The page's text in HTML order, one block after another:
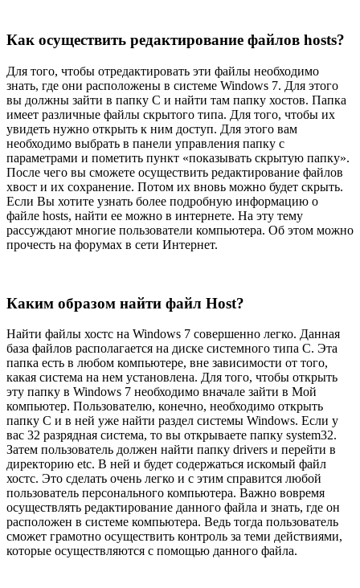
Как осуществить редактирование файлов hosts?
Для того, чтобы отредактировать эти файлы необходимо
знать, где они расположены в системе Windows 7. Для этого
вы должны зайти в папку C и найти там папку хостов. Папка
имеет различные файлы скрытого типа. Для того, чтобы их
увидеть нужно открыть к ним доступ. Для этого вам
необходимо выбрать в панели управления папку с
параметрами и пометить пункт «показывать скрытую папку».
После чего вы сможете осуществить редактирование файлов
хвост и их сохранение. Потом их вновь можно будет скрыть.
Если Вы хотите узнать более подробную информацию о
файле hosts, найти ее можно в интернете. На эту тему
рассуждают многие пользователи компьютера. Об этом можно
прочесть на форумах в сети Интернет.
Каким образом найти файл Host?
Найти файлы хостс на Windows 7 совершенно легко. Данная
база файлов располагается на диске системного типа С. Эта
папка есть в любом компьютере, вне зависимости от того,
какая система на нем установлена. Для того, чтобы открыть
эту папку в Windows 7 необходимо вначале зайти в Мой
компьютер. Пользователю, конечно, необходимо открыть
папку C и в ней уже найти раздел системы Windows. Если у
вас 32 разрядная система, то вы открываете папку system32.
Затем пользователь должен найти папку drivers и перейти в
директорию etc. В ней и будет содержаться искомый файл
хостс. Это сделать очень легко и с этим справится любой
пользователь персонального компьютера. Важно вовремя
осуществлять редактирование данного файла и знать, где он
расположен в системе компьютера. Ведь тогда пользователь
сможет грамотно осуществить контроль за теми действиями,
которые осуществляются с помощью данного файла.